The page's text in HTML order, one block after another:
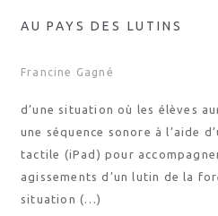
AU PAYS DES LUTINS
Francine Gagné
d’une situation où les élèves
une séquence sonore à l’aide
tactile (iPad) pour
agissements d’un lutin de la
situation (…)